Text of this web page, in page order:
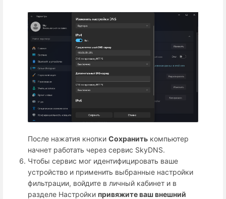
После нажатия кнопки Сохранить компьютер
начнет работать через сервис SkyDNS.
Чтобы сервис мог идентифицировать ваше
устройство и применить выбранные настройки
фильтрации, войдите в личный кабинет и в
разделе Настройки привяжите ваш внешний